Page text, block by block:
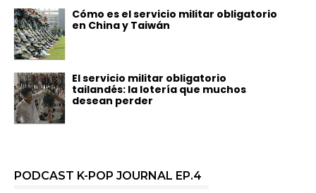
Cómo es el servicio militar obligatorio
en China y Taiwán
El servicio militar obligatorio
tailandés: la lotería que muchos
desean perder
PODCAST K-POP JOURNAL EP.4